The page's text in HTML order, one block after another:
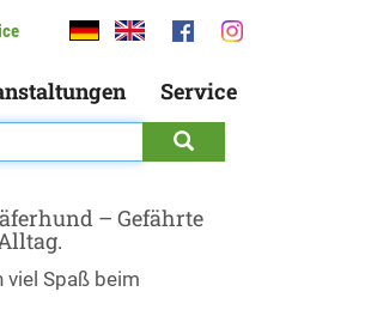
Service
– Gefährte
viel Spaß beim